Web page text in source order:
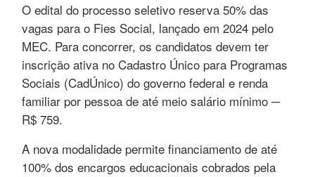
O edital do processo seletivo reserva 50% das
vagas para o Fies Social, lançado em 2024 pelo
MEC. Para concorrer, os candidatos devem ter
inscrição ativa no Cadastro Único para Programas
Sociais (CadÚnico) do governo federal e renda
familiar por pessoa de até meio salário mínimo ─
R$ 759.
A nova modalidade permite financiamento de até
100% dos encargos educacionais cobrados pela